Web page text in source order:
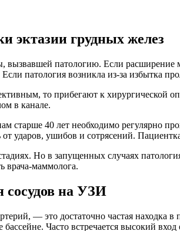
эктазии грудных желез
вызвавшей патологию. Если
патология возникла из-за избытка
то прибегают к
в канале.
старше 40 лет необходимо регулярно
ударов, ушибов и сотрясений.
Но в запущенных случаях
врача-маммолога.
сосудов на УЗИ
— это достаточно частая
Часто встречается высокий